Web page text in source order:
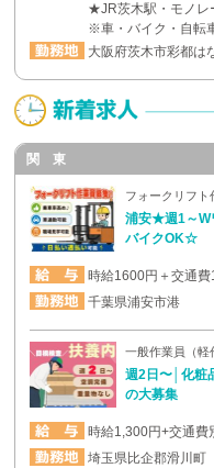
★JR茨木駅・モノレ
※車・バイク・自転
大阪府茨木市彩都は
関 東
フォークリフト
浦安★週1～W
バイクOK☆
時給1600円＋交通費
千葉県浦安市港
一般作業員（軽
週2日〜│化粧
の大募集
時給1,300円+交通費
埼玉県比企郡滑川町